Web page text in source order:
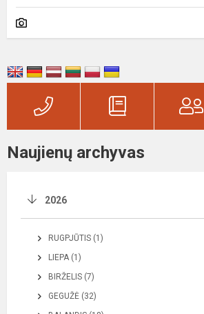
Naujienų archyvas
2026
RUGPJŪTIS (1)
LIEPA (1)
BIRŽELIS (7)
GEGUŽĖ (32)